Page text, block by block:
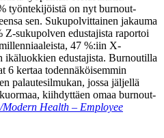
työntekijöistä on nyt burnout-
sen. Sukupolvittainen jakauma
sukupolven edustajista raportoi
47 %:iin X-
ikäluokkien edustajista. Burnoutilla
6 kertaa todennäköisemmin
palautesilmukan, jossa jäljellä
kiihdyttäen omaa burnout-
Modern Health – Employee